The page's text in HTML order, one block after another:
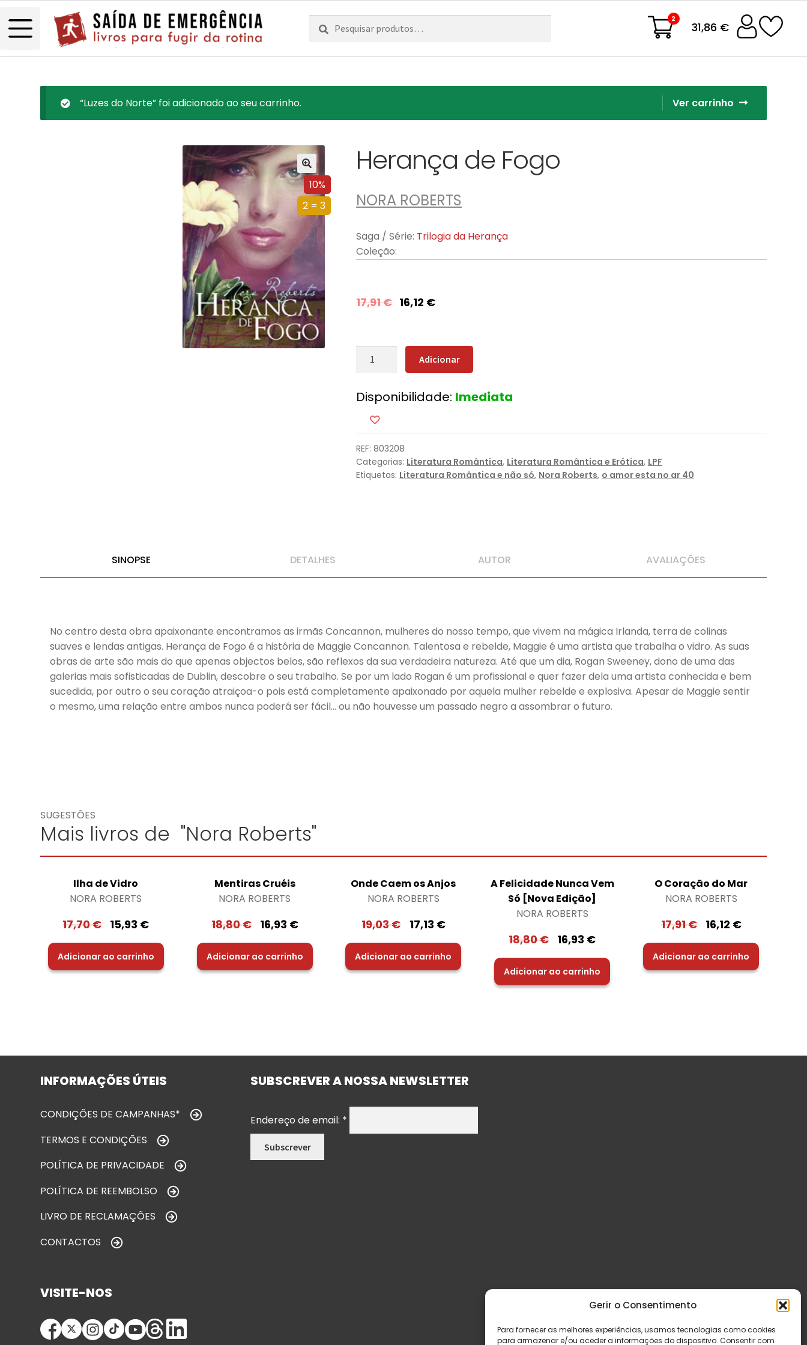
Gerir o Consentimento
Para fornecer as melhores experiências, usamos tecnologias como cookies
para armazenar e/ou aceder a informações do dispositivo. Consentir com
Pesquisar
por:
Pesquisa 2
31,86 €
Ver carrinho
“Luzes do Norte” foi adicionado ao seu carrinho.
10%
2 = 3
Herança de Fogo
NORA ROBERTS
Saga / Série: Trilogia da Herança
Coleção:
17,91€ 16,12 €
Quantidade
de
Fogo
Adicionar
Disponibilidade: Imediata
REF:803208
Categorias: Literatura Romântica, Literatura Romântica e Erótica, LPF
Etiquetas: Literatura Romântica e não só, Nora Roberts, o amor esta no ar 40
SINOPSE DETALHES AUTOR AVALIAÇÕES
No centro desta obra apaixonante encontramos as irmãs Concannon, mulheres do nosso tempo, que vivem na mágica Irlanda, terra de colinas
suaves e lendas antigas. Herança de Fogo é a história de Maggie Concannon. Talentosa e rebelde, Maggie é uma artista que trabalha o vidro. As suas
obras de arte são mais do que apenas objectos belos, são reflexos da sua verdadeira natureza. Até que um dia, Rogan Sweeney, dono de uma das
galerias mais sofisticadas de Dublin, descobre o seu trabalho. Se por um lado Rogan é um profissional e quer fazer dela uma artista conhecida e bem
sucedida, por outro o seu coração atraiçoa-o pois está completamente apaixonado por aquela mulher rebelde e explosiva. Apesar de Maggie sentir
o mesmo, uma relação entre ambos nunca poderá ser fácil… ou não houvesse um passado negro a assombrar o futuro.
SUGESTÕES
Mais livros de "Nora Roberts"
Ilha de Vidro
NORA ROBERTS
17,70€ 15,93 €
Adicionar ao carrinho
Mentiras Cruéis
NORA ROBERTS
18,80€ 16,93 €
Adicionar ao carrinho
Onde Caem os Anjos
NORA ROBERTS
19,03€ 17,13 €
Adicionar ao carrinho
A Felicidade Nunca Vem
Só [Nova Edição]
NORA ROBERTS
18,80€ 16,93 €
Adicionar ao carrinho
O Coração do Mar
NORA ROBERTS
17,91€ 16,12 €
Adicionar ao carrinho
INFORMAÇÕES ÚTEIS
CONDIÇÕES DE CAMPANHAS*
TERMOS E CONDIÇÕES
POLÍTICA DE PRIVACIDADE
POLÍTICA DE REEMBOLSO
LIVRO DE RECLAMAÇÕES
CONTACTOS
SUBSCREVER A NOSSA NEWSLETTER
Endereço de email: *
VISITE-NOS